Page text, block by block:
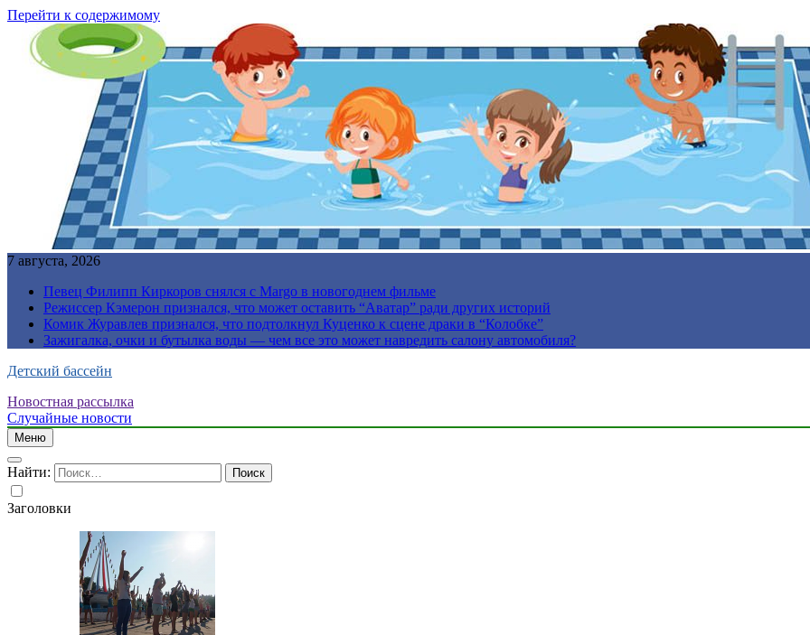
Перейти к содержимому
7 августа, 2026
Певец Филипп Киркоров снялся с Margo в новогоднем фильме
Режиссер Кэмерон признался, что может оставить “Аватар” ради других историй
Комик Журавлев признался, что подтолкнул Куценко к сцене драки в “Колобке”
Зажигалка, очки и бутылка воды — чем все это может навредить салону автомобиля?
Детский бассейн
Новостная рассылка
Случайные новости
Меню
Найти:
Заголовки